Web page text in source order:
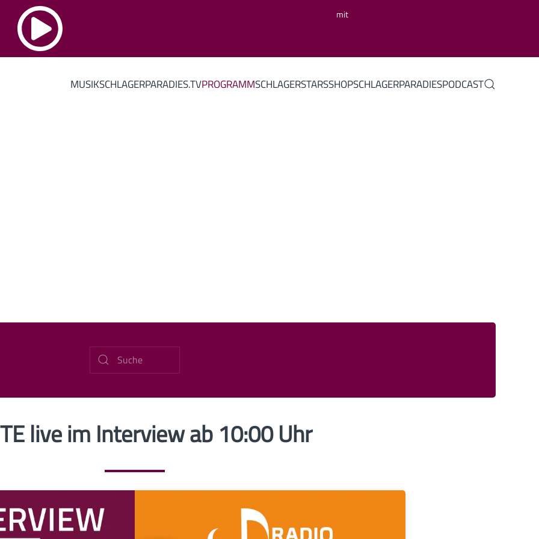
mit
MUSIKSCHLAGERPARADIES.TVPROGRAMMSCHLAGERSTARSSHOPSCHLAGERPARADIESPODCAST
live im Interview ab 10:00 Uhr